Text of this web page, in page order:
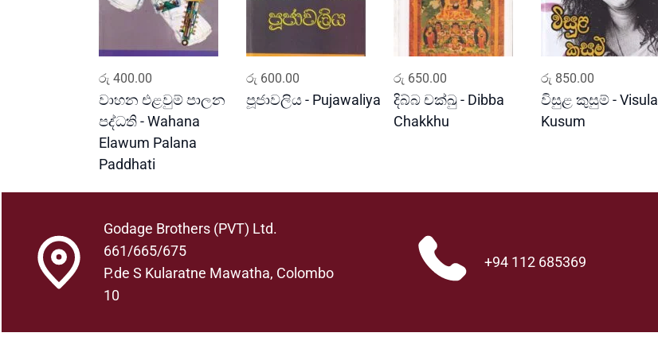
රු 400.00
වාහන එළවුම් පාලන
පද්ධති - Wahana
Elawum Palana
Paddhati
රු 600.00
පූජාවලිය - Pujawaliya
රු 650.00
දිබ්බ චක්ඛු - Dibba
Chakkhu
රු 850.00
විසුළ කුසුම් - Visula
Kusum
Godage Brothers (PVT) Ltd.
661/665/675
P.de S Kularatne Mawatha, Colombo
10
+94 112 685369